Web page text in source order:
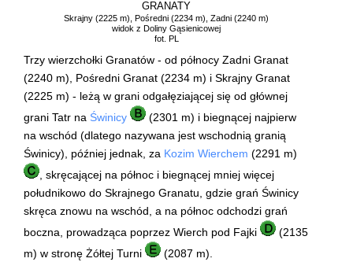
GRANATY
Skrajny (2225 m), Pośredni (2234 m), Zadni (2240 m)
widok z Doliny Gąsienicowej
fot. PL
Trzy wierzchołki Granatów - od północy Zadni Granat
(2240 m), Pośredni Granat (2234 m) i Skrajny Granat
(2225 m) - leżą w grani odgałęziającej się od głównej
grani Tatr na Świnicy
(2301 m) i biegnącej najpierw
na wschód (dlatego nazywana jest wschodnią granią
Świnicy), później jednak, za Kozim Wierchem (2291 m)
, skręcającej na północ i biegnącej mniej więcej
południkowo do Skrajnego Granatu, gdzie grań Świnicy
skręca znowu na wschód, a na północ odchodzi grań
boczna, prowadząca poprzez Wierch pod Fajki
(2135
m) w stronę Żółtej Turni
(2087 m).